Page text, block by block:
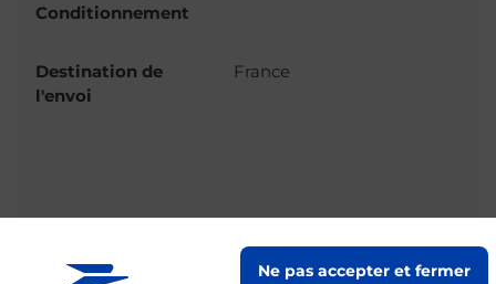
Ne pas accepter et fermer
Conditionnement
Destination de
l'envoi
France